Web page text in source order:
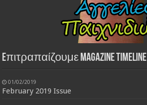
Eπιτραπαίζουμε Magazine Timeline
01/02/2019
February 2019 Issue